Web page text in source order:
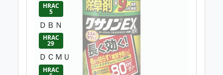
HRAC
5
ＤＢＮ
HRAC
29
ＤＣＭＵ
HRAC